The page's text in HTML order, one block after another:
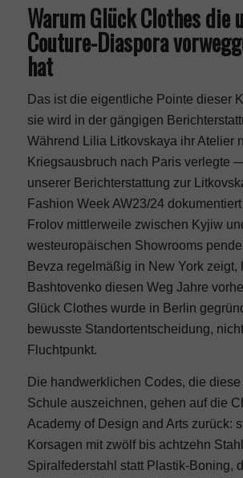
Warum Glück Clothes die
Couture-Diaspora
hat
Das ist die eigentliche Pointe dieser
sie wird in der gängigen
Während Lilia Litkovskaya ihr Atelier
Kriegsausbruch nach Paris verlegte
unserer Berichterstattung zur
Fashion Week AW23/24
Frolov mittlerweile zwischen Kyjiw
westeuropäischen Showrooms
Bevza regelmäßig in New Yorkzeigt,
Bashtovenko diesen Weg Jahre
Glück Clothes wurde in Berlin
bewusste Standortentscheidung,
Fluchtpunkt.
Die handwerklichen Codes, die
Schule auszeichnen, gehen auf die
Academy of Design and Arts zurück:
Korsagen mit zwölf bis achtzehn
Spiralfederstahl statt Plastik-Boning,